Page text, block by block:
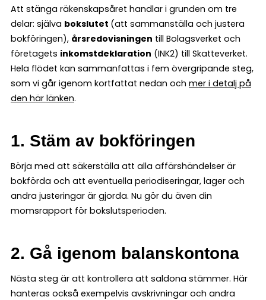
Att stänga räkenskapsåret handlar i grunden om tre
delar: själva bokslutet (att sammanställa och justera
bokföringen), årsredovisningen till Bolagsverket och
företagets inkomstdeklaration (INK2) till Skatteverket.
Hela flödet kan sammanfattas i fem övergripande steg,
som vi går igenom kortfattat nedan och mer i detalj på
den här länken.
1. Stäm av bokföringen
Börja med att säkerställa att alla affärshändelser är
bokförda och att eventuella periodiseringar, lager och
andra justeringar är gjorda. Nu gör du även din
momsrapport för bokslutsperioden.
2. Gå igenom balanskontona
Nästa steg är att kontrollera att saldona stämmer. Här
hanteras också exempelvis avskrivningar och andra